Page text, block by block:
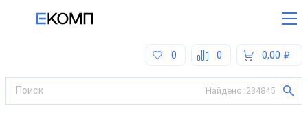
0,00
0
0
Найдено: 234845